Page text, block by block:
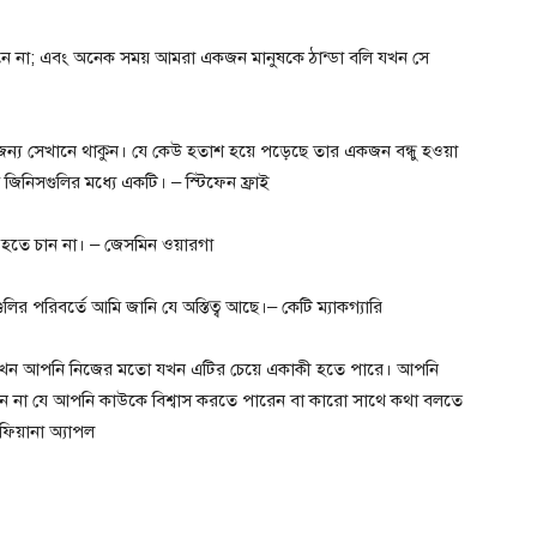
না; এবং অনেক সময় আমরা একজন মানুষকে ঠান্ডা বলি যখন সে
সেখানে থাকুন। যে কেউ হতাশ হয়ে পড়েছে তার একজন বন্ধু হওয়া
মধ্যে একটি। – স্টিফেন ফ্রাই
চান না। – জেসমিন ওয়ারগা
পরিবর্তে আমি জানি যে অস্তিত্ব আছে।– কেটি ম্যাকগ্যারি
আপনি নিজের মতো যখন এটির চেয়ে একাকী হতে পারে। আপনি
না যে আপনি কাউকে বিশ্বাস করতে পারেন বা কারো সাথে কথা বলতে
অ্যাপল